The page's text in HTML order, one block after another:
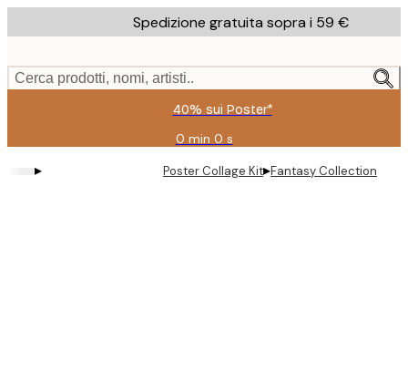
to
content.
Spedizione gratuita sopra i 59 €
Cerca prodotti, nomi, artisti..
40% sui Poster*
0 min 0 s
Valido
fino
a:
▸ Poster Collage Kit▸Fantasy Collection